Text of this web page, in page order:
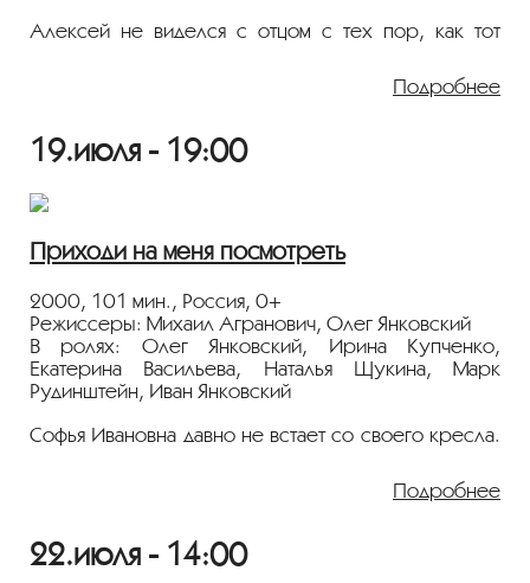
Алексей не виделся с отцом с тех пор, как тот
литературный институт сын решил навестить отца —
и пожалел о потерянном времени. Тогда отец
Раздосадованный Алексей уехал, в институт
поступил только на четвертый год. Перед началом
учебы сын снова приехал к отцу....
режиссером и оператором Геннадием Карюком.
Подробнее
19.июля - 19:00
Приходи на меня посмотреть
2000, 101 мин., Россия, 0+
Режиссеры: Михаил Агранович, Олег Янковский
В ролях: Олег Янковский, Ирина Купченко,
Екатерина Васильева, Наталья Щукина, Марк
Рудинштейн, Иван Янковский
Софья Ивановна давно не встает со своего кресла.
положением старой девы. Вся ее жизнь — это
заботы о больной матери. Но в один из
собралась умирать. И с этого момента в
московской квартире начинаются настоящие
Подробнее
22.июля - 14:00